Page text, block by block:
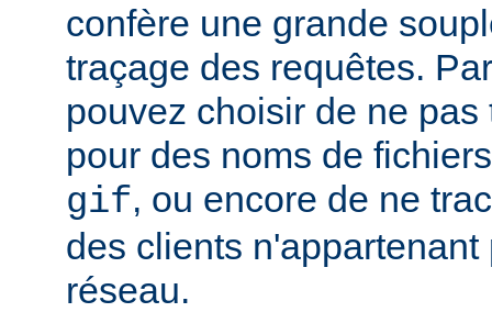
confère une grande
traçage des requêtes.
pouvez choisir de ne
pour des noms de
gif, ou encore de ne
des clients
réseau.